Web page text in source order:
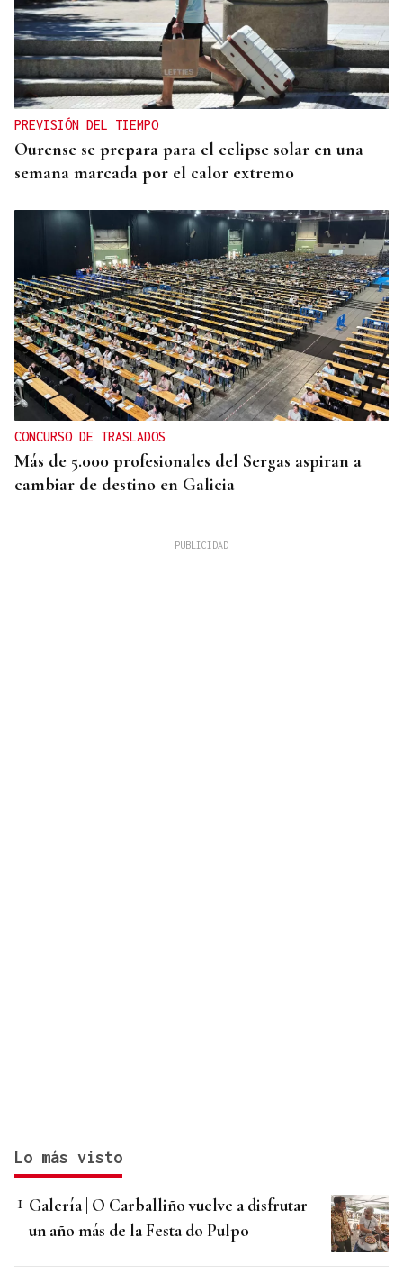
PREVISIÓN DEL TIEMPO
Ourense se prepara para el eclipse solar en una
semana marcada por el calor extremo
CONCURSO DE TRASLADOS
Más de 5.000 profesionales del Sergas aspiran a
cambiar de destino en Galicia
Lo más visto
Galería | O Carballiño vuelve a disfrutar
un año más de la Festa do Pulpo